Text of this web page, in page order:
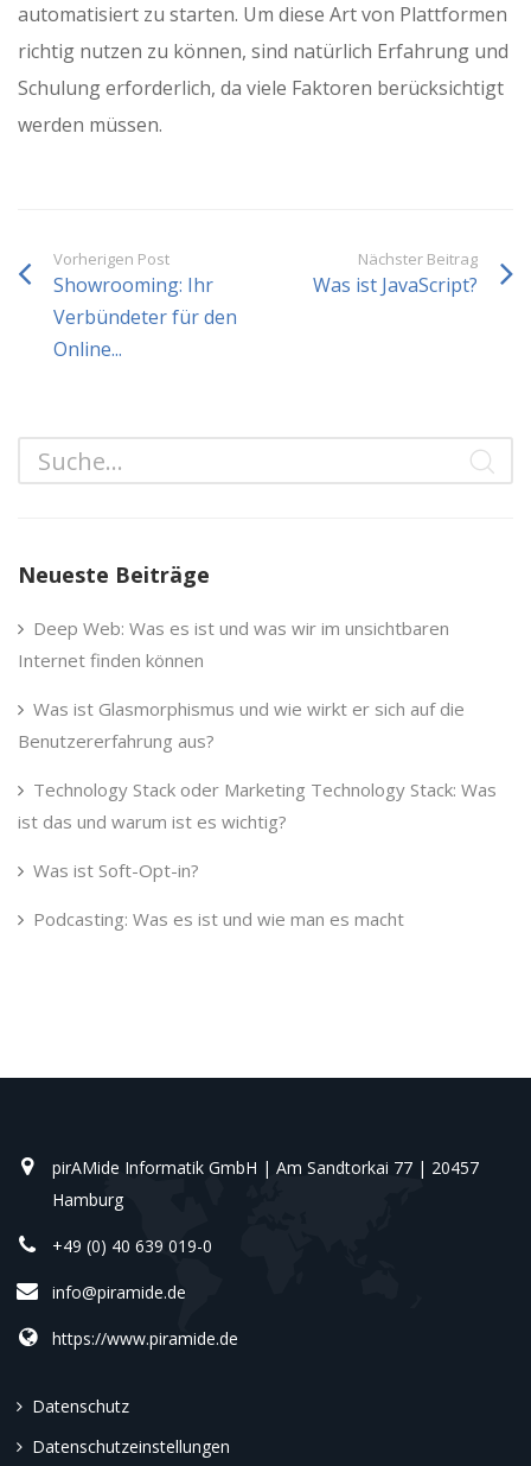
automatisiert zu starten. Um diese Art von Plattformen
richtig nutzen zu können, sind natürlich Erfahrung und
Schulung erforderlich, da viele Faktoren berücksichtigt
werden müssen.
Vorherigen Post
Showrooming: Ihr
Verbündeter für den
Online...
Nächster Beitrag
Was ist JavaScript?
Neueste Beiträge
Deep Web: Was es ist und was wir im unsichtbaren
Internet finden können
Was ist Glasmorphismus und wie wirkt er sich auf die
Benutzererfahrung aus?
Technology Stack oder Marketing Technology Stack: Was
ist das und warum ist es wichtig?
Was ist Soft-Opt-in?
Podcasting: Was es ist und wie man es macht
pirAMide Informatik GmbH | Am Sandtorkai 77 | 20457
Hamburg
+49 (0) 40 639 019-0
info@piramide.de
https://www.piramide.de
Datenschutz
Datenschutzeinstellungen